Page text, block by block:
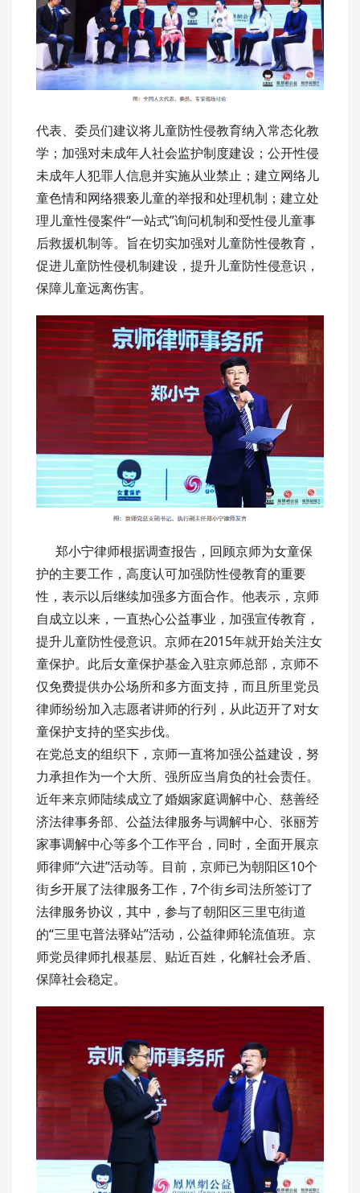
代表、委员们建议将儿童防性侵教育纳入常态化教
学；加强对未成年人社会监护制度建设；公开性侵
未成年人犯罪人信息并实施从业禁止；建立网络儿
童色情和网络猥亵儿童的举报和处理机制；建立处
理儿童性侵案件“一站式”询问机制和受性侵儿童事
后救援机制等。旨在切实加强对儿童防性侵教育，
促进儿童防性侵机制建设，提升儿童防性侵意识，
保障儿童远离伤害。
郑小宁律师根据调查报告，回顾京师为女童保
护的主要工作，高度认可加强防性侵教育的重要
性，表示以后继续加强多方面合作。他表示，京师
自成立以来，一直热心公益事业，加强宣传教育，
提升儿童防性侵意识。京师在2015年就开始关注女
童保护。此后女童保护基金入驻京师总部，京师不
仅免费提供办公场所和多方面支持，而且所里党员
律师纷纷加入志愿者讲师的行列，从此迈开了对女
童保护支持的坚实步伐。
在党总支的组织下，京师一直将加强公益建设，努
力承担作为一个大所、强所应当肩负的社会责任。
近年来京师陆续成立了婚姻家庭调解中心、慈善经
济法律事务部、公益法律服务与调解中心、张丽芳
家事调解中心等多个工作平台，同时，全面开展京
师律师“六进”活动等。目前，京师已为朝阳区10个
街乡开展了法律服务工作，7个街乡司法所签订了
法律服务协议，其中，参与了朝阳区三里屯街道
的“三里屯普法驿站”活动，公益律师轮流值班。京
师党员律师扎根基层、贴近百姓，化解社会矛盾、
保障社会稳定。